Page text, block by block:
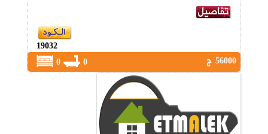
19032
56000 ج
0